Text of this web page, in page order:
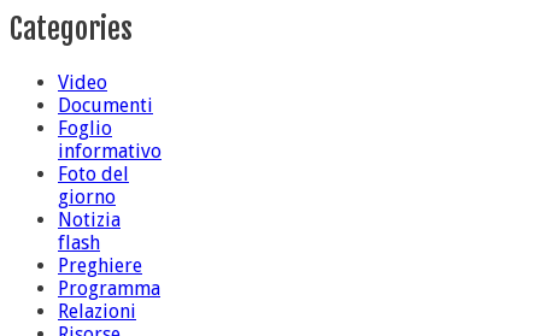
Categories
Video
Documenti
Foglio
informativo
Foto del
giorno
Notizia
flash
Preghiere
Programma
Relazioni